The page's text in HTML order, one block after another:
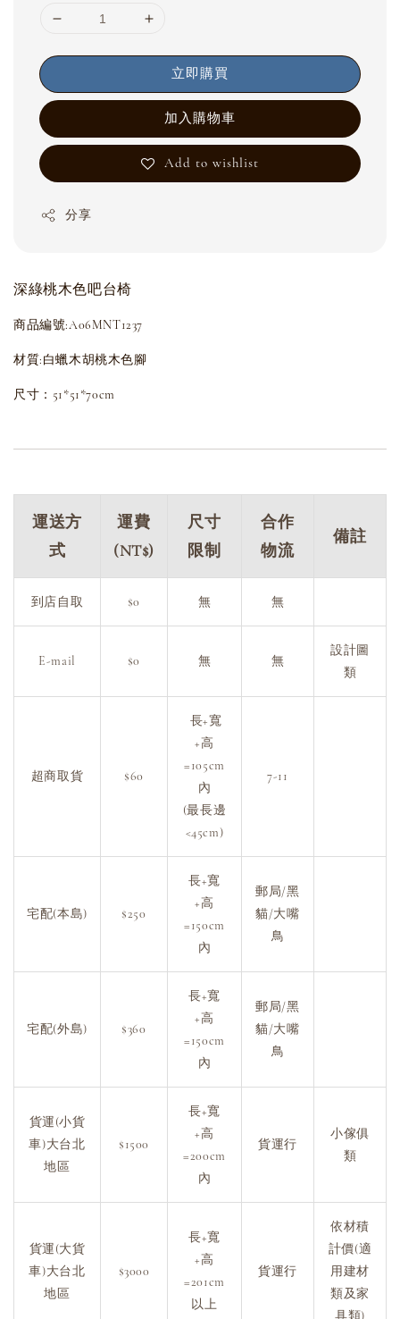
立即購買
加入購物車
Add to wishlist
分享
深綠桃木色吧台椅
商品編號:A06MNT1237
材質:白蠟木胡桃木色腳
尺寸：51*51*70cm
運送方
式
運費
(NT$)
尺寸
限制
合作
物流
備註
到店自取 $0 無 無
E-mail $0 無 無
設計圖
類
超商取貨 $60
長+寬
+高
=105cm
內
(最長邊
<45cm)
7-11
宅配(本島) $250
長+寬
+高
=150cm
內
郵局/黑
貓/大嘴
鳥
宅配(外島) $360
長+寬
+高
=150cm
內
郵局/黑
貓/大嘴
鳥
貨運(小貨
車)大台北
地區
$1500
長+寬
+高
=200cm
內
貨運行
小傢俱
類
貨運(大貨
車)大台北
地區
$3000
長+寬
+高
=201cm
以上
貨運行
依材積
計價(適
用建材
類及家